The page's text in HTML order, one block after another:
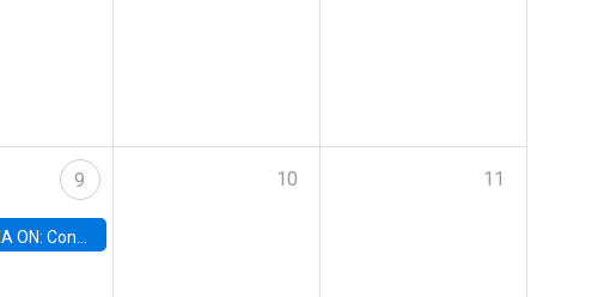
9
IA ON: Conocimiento y Negocios en Modo Futuro.
10 11